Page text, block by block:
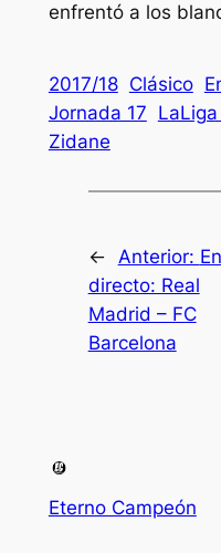
enfrentó a los
2017/18 Clásico
Jornada 17
Zidane
← Anterior: En
directo: Real
Madrid – FC
Barcelona
Eterno Campeón